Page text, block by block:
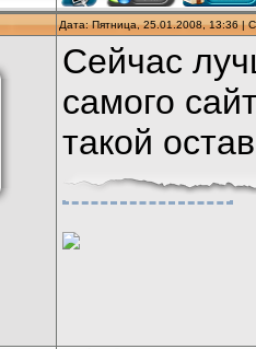
Дата: Пятница, 25.01.2008, 13:36 |
Сейчас
самого
такой